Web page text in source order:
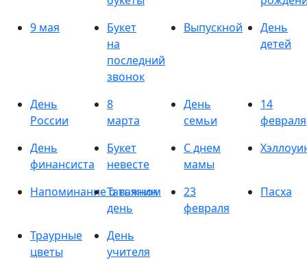
9 мая
Букет
на
последний
звонок
Выпускной
День
детей
День
России
8
марта
День
семьи
14
февраля
День
финансиста
Букет
невесте
С днем
мамы
Напоминание о важном
Татьянин
день
23
февраля
Пасха
Траурные
цветы
День
учителя